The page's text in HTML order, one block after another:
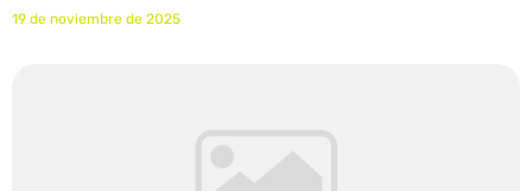
19 de noviembre de 2025